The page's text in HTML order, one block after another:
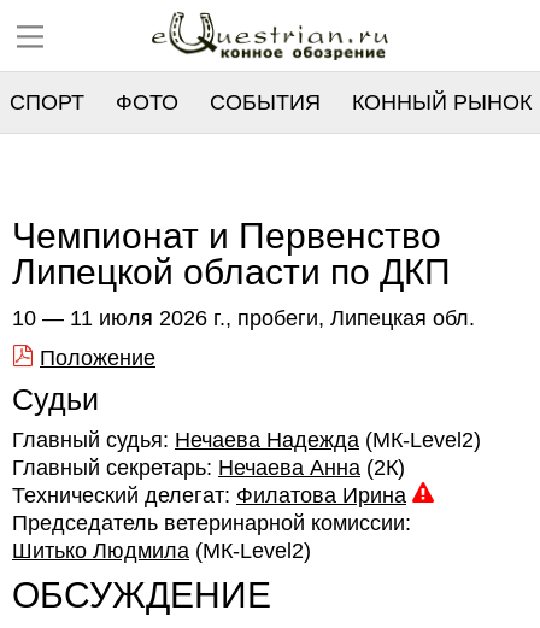
СПОРТ ФОТО СОБЫТИЯ КОННЫЙ РЫНОК
Чемпионат и Первенство
Липецкой области по ДКП
10 — 11 июля 2026 г., пробеги, Липецкая обл.
Положение
Судьи
Главный судья: Нечаева Надежда (МК-Level2)
Главный секретарь: Нечаева Анна (2К)
Технический делегат: Филатова Ирина
Председатель ветеринарной комиссии:
Шитько Людмила (МК-Level2)
ОБСУЖДЕНИЕ